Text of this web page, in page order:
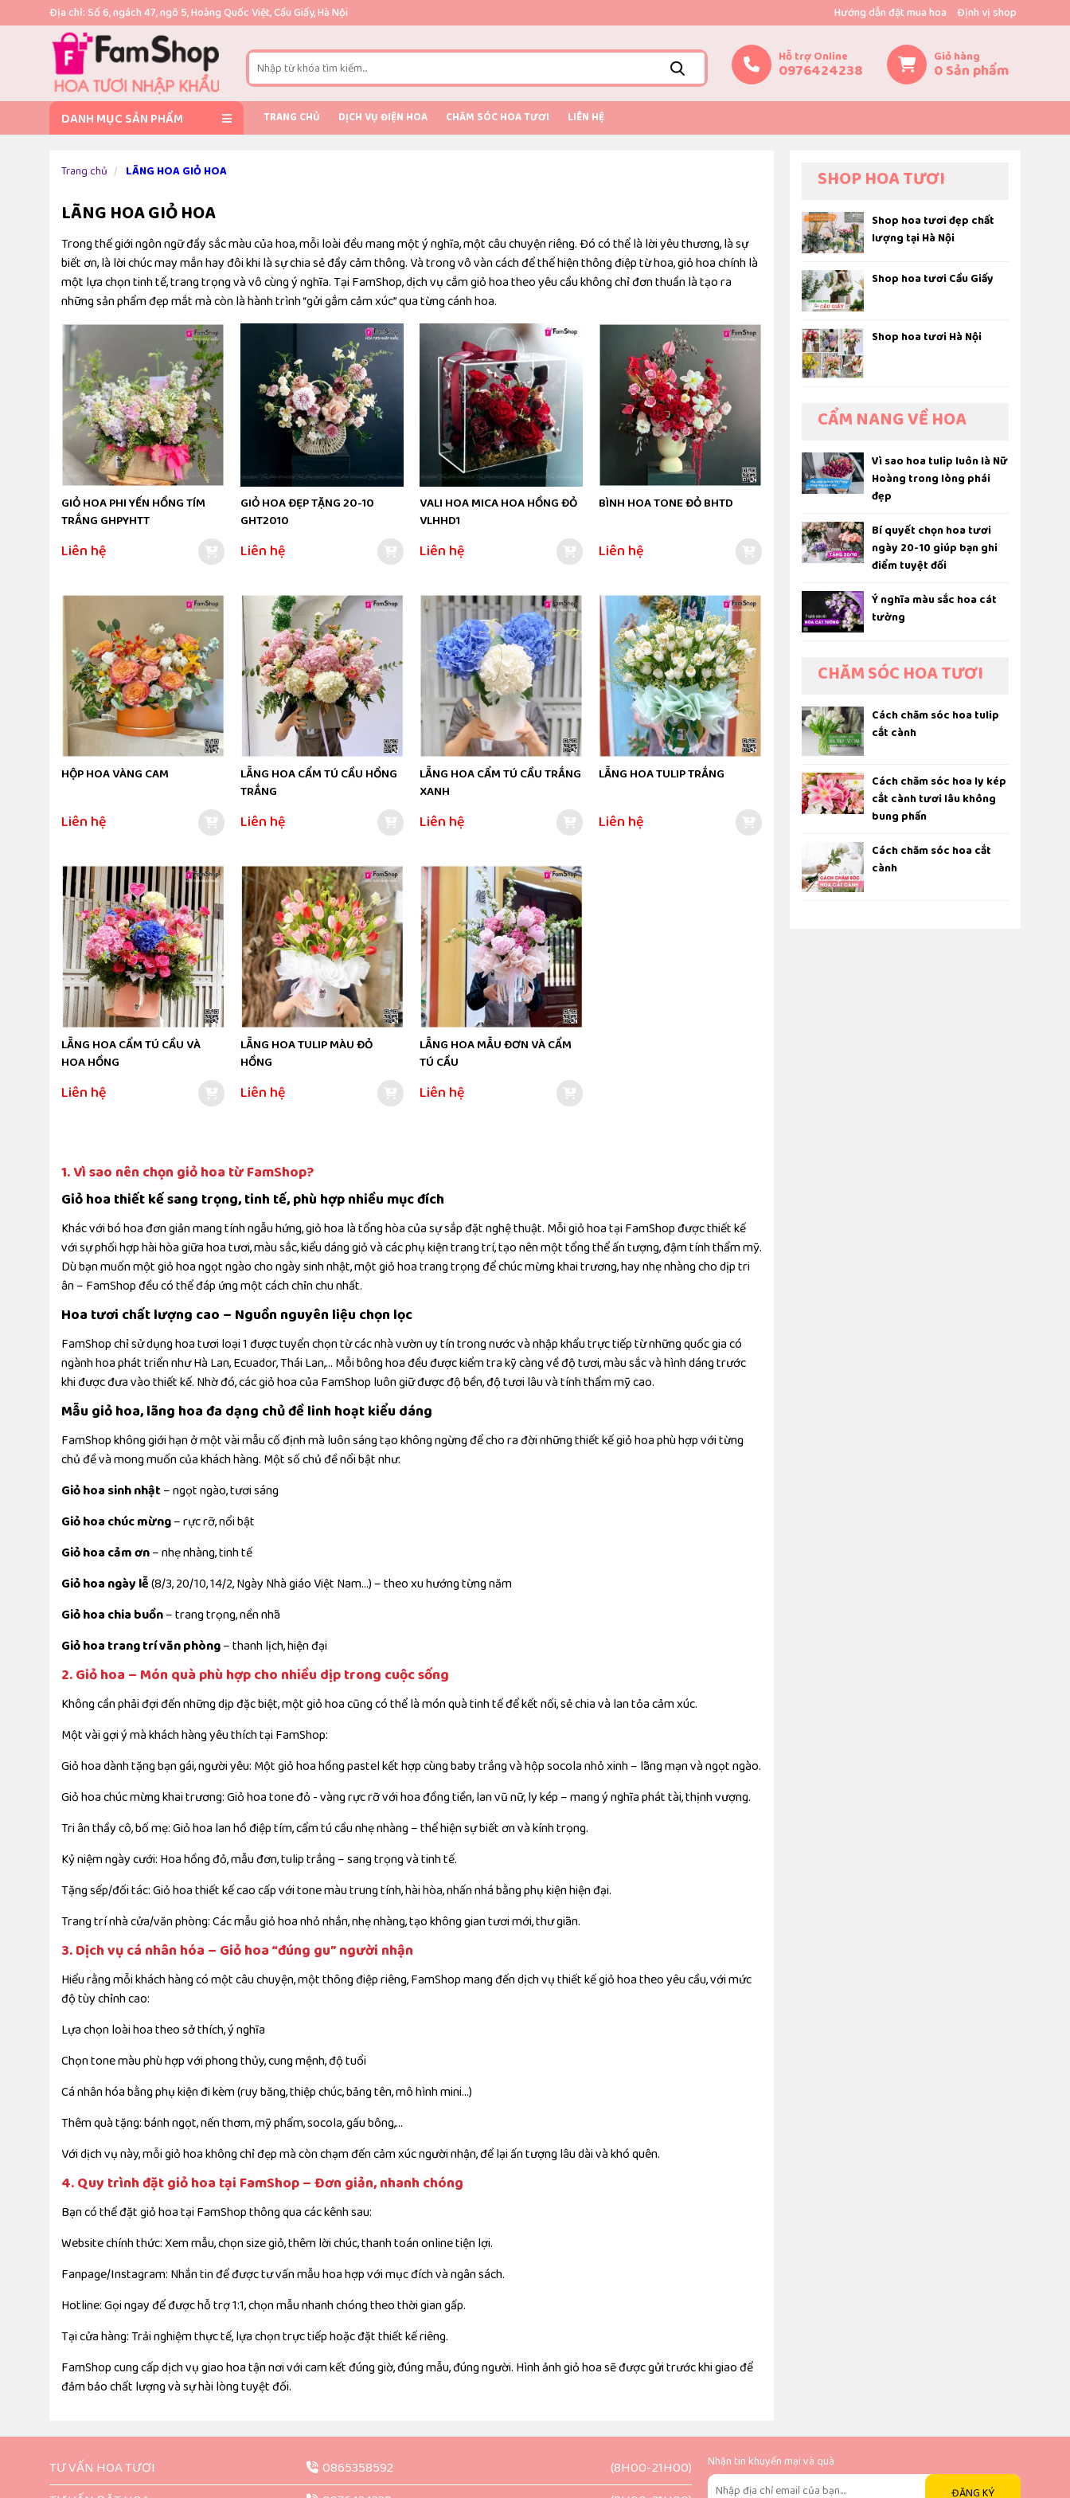
Địa chỉ: Số 6, ngách 47, ngõ 5, Hoàng Quốc Việt, Cầu Giấy, Hà Nội Hướng dẫn đặt mua hoa Định vị shop
Giỏ hàng
0Sản phẩm
Hỗ trợ Online
0976424238
DANH MỤC SẢN PHẨM TRANG CHỦ DỊCH VỤ ĐIỆN HOA CHĂM SÓC HOA TƯƠI LIÊN HỆ
Trang chủ LÃNG HOA GIỎ HOA
LÃNG HOA GIỎ HOA
Trong thế giới ngôn ngữ đầy sắc màu của hoa, mỗi loài đều mang một ý nghĩa, một câu chuyện riêng. Đó có thể là lời yêu thương, là sự
biết ơn, là lời chúc may mắn hay đôi khi là sự chia sẻ đầy cảm thông. Và trong vô vàn cách để thể hiện thông điệp từ hoa, giỏ hoa chính là
một lựa chọn tinh tế, trang trọng và vô cùng ý nghĩa. Tại FamShop, dịch vụ cắm giỏ hoa theo yêu cầu không chỉ đơn thuần là tạo ra
những sản phẩm đẹp mắt mà còn là hành trình “gửi gắm cảm xúc” qua từng cánh hoa.
GIỎ HOA PHI YẾN HỒNG TÍM
TRẮNG GHPYHTT
Liên hệ
GIỎ HOA ĐẸP TẶNG 20-10
GHT2010
Liên hệ
VALI HOA MICA HOA HỒNG ĐỎ
VLHHD1
Liên hệ
BÌNH HOA TONE ĐỎ BHTD
Liên hệ
HỘP HOA VÀNG CAM
Liên hệ
LẴNG HOA CẨM TÚ CẦU HỒNG
TRẮNG
Liên hệ
LẴNG HOA CẨM TÚ CẦU TRẮNG
XANH
Liên hệ
LẴNG HOA TULIP TRẮNG
Liên hệ
LẴNG HOA CẨM TÚ CẦU VÀ
HOA HỒNG
Liên hệ
LẴNG HOA TULIP MÀU ĐỎ
HỒNG
Liên hệ
LẴNG HOA MẪU ĐƠN VÀ CẨM
TÚ CẦU
Liên hệ
1. Vì sao nên chọn giỏ hoa từ FamShop?
Giỏ hoa thiết kế sang trọng, tinh tế, phù hợp nhiều mục đích
Khác với bó hoa đơn giản mang tính ngẫu hứng, giỏ hoa là tổng hòa của sự sắp đặt nghệ thuật. Mỗi giỏ hoa tại FamShop được thiết kế
với sự phối hợp hài hòa giữa hoa tươi, màu sắc, kiểu dáng giỏ và các phụ kiện trang trí, tạo nên một tổng thể ấn tượng, đậm tính thẩm mỹ.
Dù bạn muốn một giỏ hoa ngọt ngào cho ngày sinh nhật, một giỏ hoa trang trọng để chúc mừng khai trương, hay nhẹ nhàng cho dịp tri
ân – FamShop đều có thể đáp ứng một cách chỉn chu nhất.
Hoa tươi chất lượng cao – Nguồn nguyên liệu chọn lọc
FamShop chỉ sử dụng hoa tươi loại 1 được tuyển chọn từ các nhà vườn uy tín trong nước và nhập khẩu trực tiếp từ những quốc gia có
ngành hoa phát triển như Hà Lan, Ecuador, Thái Lan,… Mỗi bông hoa đều được kiểm tra kỹ càng về độ tươi, màu sắc và hình dáng trước
khi được đưa vào thiết kế. Nhờ đó, các giỏ hoa của FamShop luôn giữ được độ bền, độ tươi lâu và tính thẩm mỹ cao.
Mẫu giỏ hoa, lãng hoa đa dạng chủ đề linh hoạt kiểu dáng
FamShop không giới hạn ở một vài mẫu cố định mà luôn sáng tạo không ngừng để cho ra đời những thiết kế giỏ hoa phù hợp với từng
chủ đề và mong muốn của khách hàng. Một số chủ đề nổi bật như:
Giỏ hoa sinh nhật – ngọt ngào, tươi sáng
Giỏ hoa chúc mừng– rực rỡ, nổi bật
Giỏ hoa cảm ơn– nhẹ nhàng, tinh tế
Giỏ hoa ngày lễ(8/3, 20/10, 14/2, Ngày Nhà giáo Việt Nam…) – theo xu hướng từng năm
Giỏ hoa chia buồn– trang trọng, nền nhã
Giỏ hoa trang trí văn phòng– thanh lịch, hiện đại
2. Giỏ hoa – Món quà phù hợp cho nhiều dịp trong cuộc sống
Không cần phải đợi đến những dịp đặc biệt, một giỏ hoa cũng có thể là món quà tinh tế để kết nối, sẻ chia và lan tỏa cảm xúc.
Một vài gợi ý mà khách hàng yêu thích tại FamShop:
Giỏ hoa dành tặng bạn gái, người yêu: Một giỏ hoa hồng pastel kết hợp cùng baby trắng và hộp socola nhỏ xinh – lãng mạn và ngọt ngào.
Giỏ hoa chúc mừng khai trương: Giỏ hoa tone đỏ - vàng rực rỡ với hoa đồng tiền, lan vũ nữ, ly kép – mang ý nghĩa phát tài, thịnh vượng.
Tri ân thầy cô, bố mẹ: Giỏ hoa lan hồ điệp tím, cẩm tú cầu nhẹ nhàng – thể hiện sự biết ơn và kính trọng.
Kỷ niệm ngày cưới: Hoa hồng đỏ, mẫu đơn, tulip trắng – sang trọng và tinh tế.
Tặng sếp/đối tác: Giỏ hoa thiết kế cao cấp với tone màu trung tính, hài hòa, nhấn nhá bằng phụ kiện hiện đại.
Trang trí nhà cửa/văn phòng: Các mẫu giỏ hoa nhỏ nhắn, nhẹ nhàng, tạo không gian tươi mới, thư giãn.
3. Dịch vụ cá nhân hóa – Giỏ hoa “đúng gu” người nhận
Hiểu rằng mỗi khách hàng có một câu chuyện, một thông điệp riêng, FamShop mang đến dịch vụ thiết kế giỏ hoa theo yêu cầu, với mức
độ tùy chỉnh cao:
Lựa chọn loài hoa theo sở thích, ý nghĩa
Chọn tone màu phù hợp với phong thủy, cung mệnh, độ tuổi
Cá nhân hóa bằng phụ kiện đi kèm (ruy băng, thiệp chúc, bảng tên, mô hình mini…)
Thêm quà tặng: bánh ngọt, nến thơm, mỹ phẩm, socola, gấu bông,…
Với dịch vụ này, mỗi giỏ hoa không chỉ đẹp mà còn chạm đến cảm xúc người nhận, để lại ấn tượng lâu dài và khó quên.
4. Quy trình đặt giỏ hoa tại FamShop – Đơn giản, nhanh chóng
Bạn có thể đặt giỏ hoa tại FamShop thông qua các kênh sau:
Website chính thức: Xem mẫu, chọn size giỏ, thêm lời chúc, thanh toán online tiện lợi.
Fanpage/Instagram: Nhắn tin để được tư vấn mẫu hoa hợp với mục đích và ngân sách.
Hotline: Gọi ngay để được hỗ trợ 1:1, chọn mẫu nhanh chóng theo thời gian gấp.
Tại cửa hàng: Trải nghiệm thực tế, lựa chọn trực tiếp hoặc đặt thiết kế riêng.
FamShop cung cấp dịch vụ giao hoa tận nơi với cam kết đúng giờ, đúng mẫu, đúng người. Hình ảnh giỏ hoa sẽ được gửi trước khi giao để
đảm bảo chất lượng và sự hài lòng tuyệt đối.
SHOP HOA TƯƠI
Shop hoa tươi đẹp chất
lượng tại Hà Nội
Shop hoa tươi Cầu Giấy
Shop hoa tươi Hà Nội
CẨM NANG VỀ HOA
Vì sao hoa tulip luôn là Nữ
Hoàng trong lòng phái
đẹp
Bí quyết chọn hoa tươi
ngày 20-10 giúp bạn ghi
điểm tuyệt đối
Ý nghĩa màu sắc hoa cát
tường
CHĂM SÓC HOA TƯƠI
Cách chăm sóc hoa tulip
cắt cành
Cách chăm sóc hoa ly kép
cắt cành tươi lâu không
bung phấn
Cách chăm sóc hoa cắt
cành
TƯ VẤN HOA TƯƠI 0865358592
(8H00-21H00)
Nhận tin khuyến mại và quà
ĐĂNG KÝ